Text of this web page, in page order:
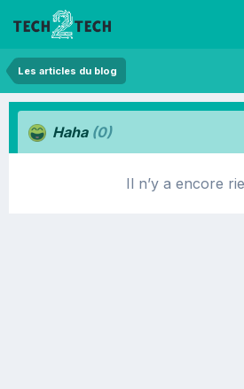
Les articles du blog
Haha (0)
Il n’y a encore